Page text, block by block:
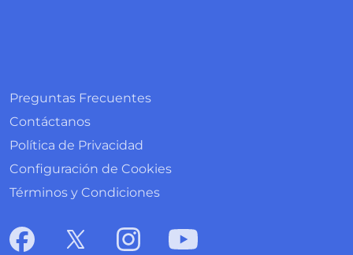
Preguntas Frecuentes
Contáctanos
Política de Privacidad
Configuración de Cookies
Términos y Condiciones